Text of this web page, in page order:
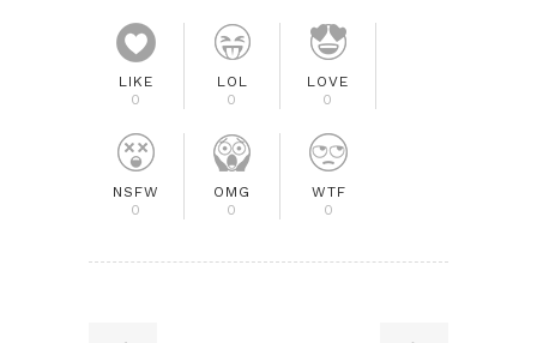
LIKE
0
LOL
0
LOVE
0
NSFW
0
OMG
0
WTF
0